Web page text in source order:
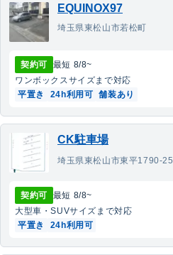
EQUINOX97
埼玉県東松山市若松町
契約可 最短 8/8~
ワンボックスサイズまで対応
平置き
24h利用可 舗装あり
CK駐車場
埼玉県東松山市東平1790-25
契約可 最短 8/8~
大型車・SUVサイズまで対応
平置き
24h利用可